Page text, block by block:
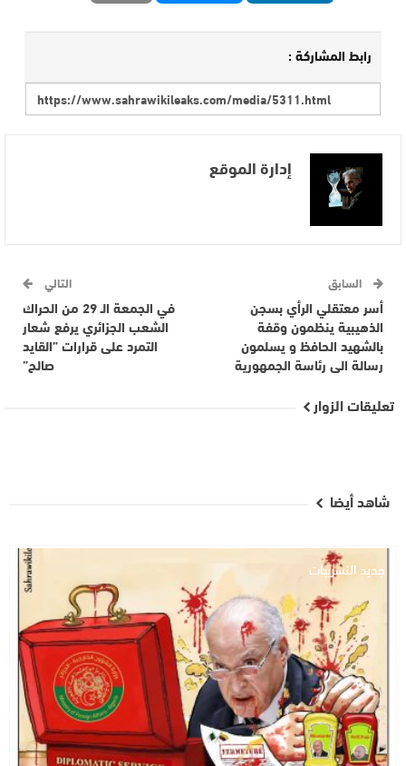
رابط المشاركة :
إدارة الموقع
السابق
أسر معتقلي الرأي بسجن
الذهيبية ينظمون وقفة
بالشهيد الحافظ و يسلمون
رسالة الى رئاسة الجمهورية
التالي
في الجمعة الـ 29 من الحراك
الشعب الجزائري يرفع شعار
التمرد على قرارات ”القايد
صالح”
تعليقات الزوار
شاهد أيضا
جديد التسريبات